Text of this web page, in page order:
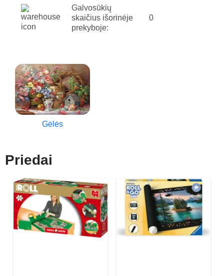
Galvosūkių
skaičius išorinėje
prekyboje:
0
Gėlės
Priedai